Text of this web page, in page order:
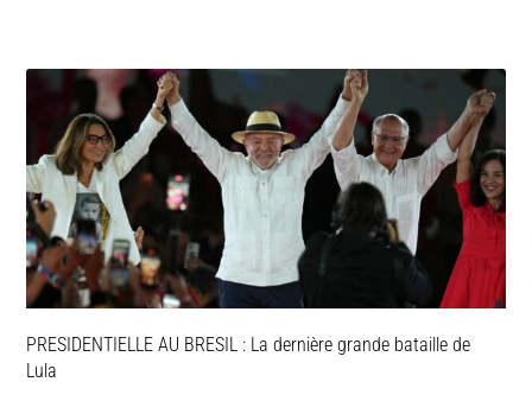
PRESIDENTIELLE AU BRESIL : La dernière grande bataille de
Lula